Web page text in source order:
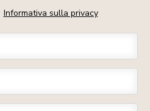
Informativa sulla privacy